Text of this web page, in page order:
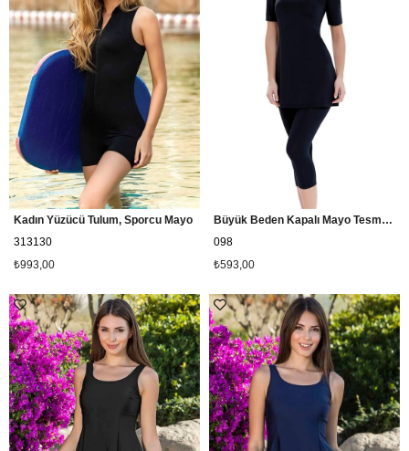
Kadın Yüzücü Tulum, Sporcu Mayo
313130
₺993,00
Büyük Beden Kapalı Mayo Tesmay 22098 - Siyah
098
₺593,00